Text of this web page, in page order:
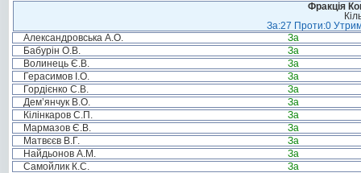
Фракція
За:27 Проти:0
Александровська А.О.
За
Бабурін О.В.
За
Волинець Є.В.
За
Герасимов І.О.
За
Гордієнко С.В.
За
Дем’янчук В.О.
За
Кілінкаров С.П.
За
Мармазов Є.В.
За
Матвєєв В.Г.
За
Найдьонов А.М.
За
Самойлик К.С.
За